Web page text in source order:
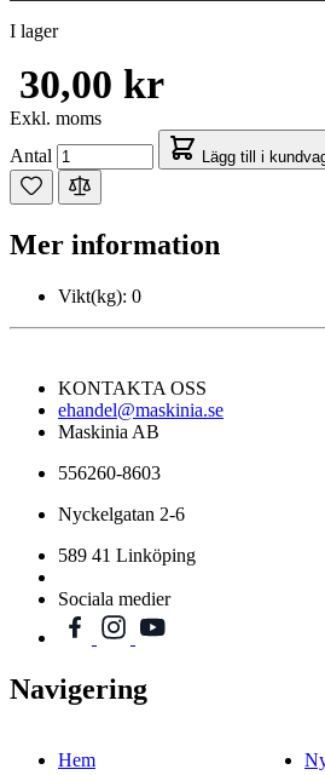
I lager
30,00 kr
Exkl. moms
Antal
Lägg till i
Mer information
Vikt(kg): 0
KONTAKTA OSS
ehandel@maskinia.se
Maskinia AB
556260-8603
Nyckelgatan 2-6
589 41 Linköping
Sociala medier
Navigering
Hem